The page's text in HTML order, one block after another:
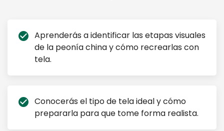
check_circle Aprenderás a identificar las etapas visuales
de la peonía china y cómo recrearlas con
tela.
check_circle Conocerás el tipo de tela ideal y cómo
prepararla para que tome forma realista.